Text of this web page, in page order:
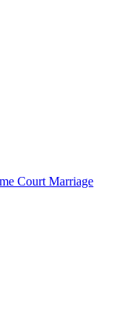
Court Marriage